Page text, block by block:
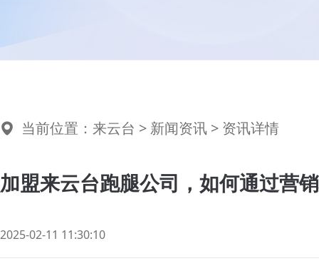
当前位置： 来云台 > 新闻资讯 > 资讯详情
加盟来云台跑腿公司，如何通过营
2025-02-11 11:30:10